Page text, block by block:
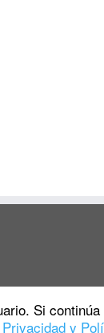
·Funciona con ·
Si
y